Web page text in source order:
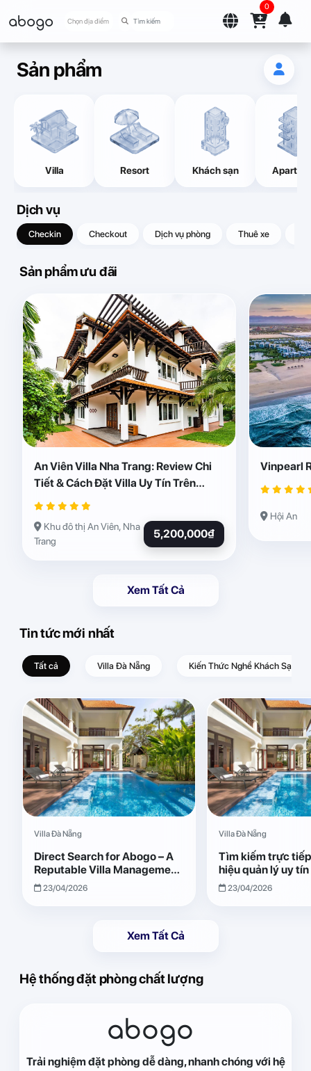
abogo Chọn địa điểm
0
Sản phẩm
Villa Resort Khách sạn
Dịch vụ
Checkin Checkout Dịch vụ phòng Thuê xe
Sản phẩm ưu đãi
An Viên Villa Nha Trang: Review Chi
Tiết & Cách Đặt Villa Uy Tín Trên
Abogo
Khu đô thị An Viên, Nha
Trang
5,200,000₫
Vinpearl
Hội An
Xem Tất Cả
Tin tức mới nhất
Tất cả Villa Đà Nẵng Kiến Thức Nghề Khách Sạn –
Villa Đà Nẵng
Direct Search for Abogo – A
Reputable Villa Management
Brand with Transparent and
Effective Operations
23/04/2026
Villa Đà Nẵng
Tìm kiếm trực
hiệu quản lý uy
Giải pháp vận
quả, minh bạch
23/04/2026
Xem Tất Cả
Hệ thống đặt phòng chất lượng
abogo
Trải nghiệm đặt phòng dễ dàng, nhanh chóng với hệ